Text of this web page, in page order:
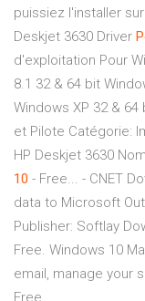
puissiez l'installer
Deskjet 3630 Driver
d'exploitation Pour
8.1 32 & 64 bit
Windows XP 32 &
et Pilote Catégorie:
HP Deskjet 3630
10 - Free... - CNET
data to Microsoft
Publisher: Softlay
Free. Windows 10
email, manage your